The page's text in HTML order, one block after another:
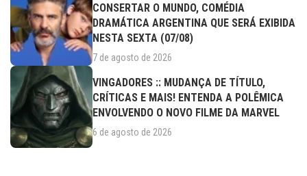
CONSERTAR O MUNDO, COMÉDIA
DRAMÁTICA ARGENTINA QUE SERÁ EXIBIDA
NESTA SEXTA (07/08)
7 de agosto de 2026
VINGADORES :: MUDANÇA DE TÍTULO,
CRÍTICAS E MAIS! ENTENDA A POLÊMICA
ENVOLVENDO O NOVO FILME DA MARVEL
6 de agosto de 2026